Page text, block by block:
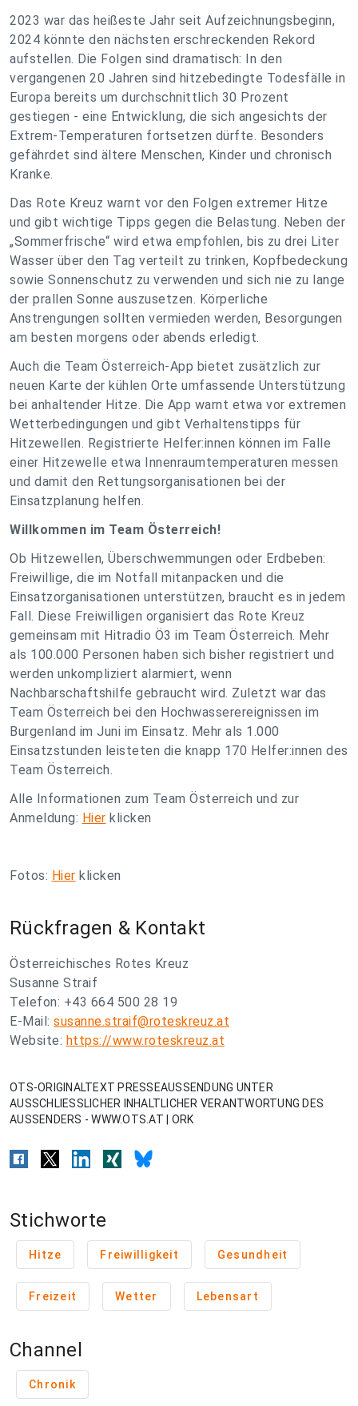
2023 war das heißeste Jahr seit Aufzeichnungsbeginn,
2024 könnte den nächsten erschreckenden Rekord
aufstellen. Die Folgen sind dramatisch: In den
vergangenen 20 Jahren sind hitzebedingte Todesfälle in
Europa bereits um durchschnittlich 30 Prozent
gestiegen - eine Entwicklung, die sich angesichts der
Extrem-Temperaturen fortsetzen dürfte. Besonders
gefährdet sind ältere Menschen, Kinder und chronisch
Kranke.
Das Rote Kreuz warnt vor den Folgen extremer Hitze
und gibt wichtige Tipps gegen die Belastung. Neben der
„Sommerfrische“ wird etwa empfohlen, bis zu drei Liter
Wasser über den Tag verteilt zu trinken, Kopfbedeckung
sowie Sonnenschutz zu verwenden und sich nie zu lange
der prallen Sonne auszusetzen. Körperliche
Anstrengungen sollten vermieden werden, Besorgungen
am besten morgens oder abends erledigt.
Auch die Team Österreich-App bietet zusätzlich zur
neuen Karte der kühlen Orte umfassende Unterstützung
bei anhaltender Hitze. Die App warnt etwa vor extremen
Wetterbedingungen und gibt Verhaltenstipps für
Hitzewellen. Registrierte Helfer:innen können im Falle
einer Hitzewelle etwa Innenraumtemperaturen messen
und damit den Rettungsorganisationen bei der
Einsatzplanung helfen.
Willkommen im Team Österreich!
Ob Hitzewellen, Überschwemmungen oder Erdbeben:
Freiwillige, die im Notfall mitanpacken und die
Einsatzorganisationen unterstützen, braucht es in jedem
Fall. Diese Freiwilligen organisiert das Rote Kreuz
gemeinsam mit Hitradio Ö3 im Team Österreich. Mehr
als 100.000 Personen haben sich bisher registriert und
werden unkompliziert alarmiert, wenn
Nachbarschaftshilfe gebraucht wird. Zuletzt war das
Team Österreich bei den Hochwasserereignissen im
Burgenland im Juni im Einsatz. Mehr als 1.000
Einsatzstunden leisteten die knapp 170 Helfer:innen des
Team Österreich.
Alle Informationen zum Team Österreich und zur
Anmeldung: Hier klicken
Fotos: Hier klicken
Rückfragen & Kontakt
Österreichisches Rotes Kreuz
Susanne Straif
Telefon: +43 664 500 28 19
E-Mail: susanne.straif@roteskreuz.at
Website: https://www.roteskreuz.at
OTS-ORIGINALTEXT PRESSEAUSSENDUNG UNTER
AUSSCHLIESSLICHER INHALTLICHER VERANTWORTUNG DES
AUSSENDERS - WWW.OTS.AT | ORK
Stichworte
Hitze Freiwilligkeit Gesundheit
Freizeit Wetter Lebensart
Channel
Chronik